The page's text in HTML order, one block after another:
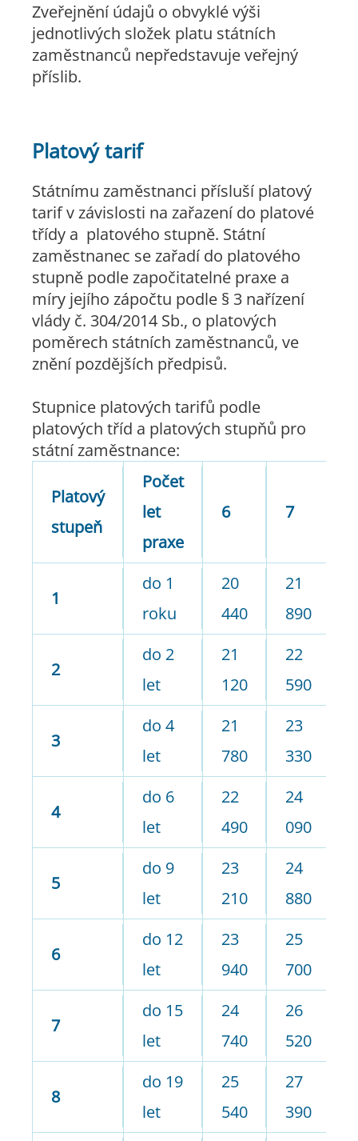
Zveřejnění údajů o obvyklé výši
jednotlivých složek platu státních
zaměstnanců nepředstavuje veřejný
příslib.
Platový tarif
Státnímu zaměstnanci přísluší platový
tarif v závislosti na zařazení do platové
třídy a platového stupně. Státní
zaměstnanec se zařadí do platového
stupně podle započitatelné praxe a
míry jejího zápočtu podle § 3 nařízení
vlády č. 304/2014 Sb., o platových
poměrech státních zaměstnanců, ve
znění pozdějších předpisů.
Stupnice platových tarifů podle
platových tříd a platových stupňů pro
státní zaměstnance:
Platový
stupeň
Počet
let
praxe
6 7
1
do 1
roku
20
440
21
890
2
do 2
let
21
120
22
590
3
do 4
let
21
780
23
330
4
do 6
let
22
490
24
090
5
do 9
let
23
210
24
880
6
do 12
let
23
940
25
700
7
do 15
let
24
740
26
520
8
do 19
let
25
540
27
390